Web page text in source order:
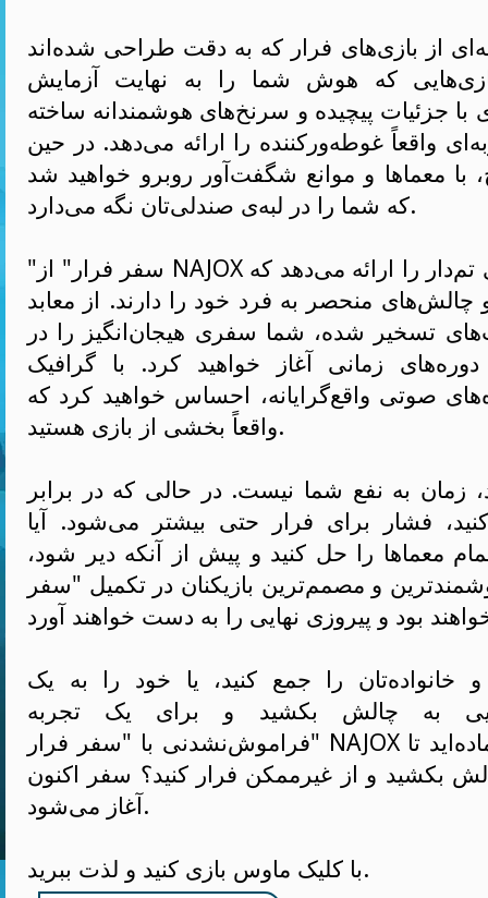
از بازی‌های فرار که به دقت طراحی شده‌اند
که هوش شما را به نهایت آزمایش
با جزئیات پیچیده و سرنخ‌های هوشمندانه ساخته
واقعاً غوطه‌ورکننده را ارائه می‌دهد. در حین
معماها و موانع شگفت‌آور روبرو خواهید شد
که شما را در لبه‌ی صندلی‌تان نگه می‌دارد.
"سفر فرار" از NAJOX تنوعی از بازی‌های تم‌دار را ارائه می‌دهد که
چالش‌های منحصر به فرد خود را دارند. از معابد
تسخیر شده، شما سفری هیجان‌انگیز را در
زمانی آغاز خواهید کرد. با گرافیک
صوتی واقع‌گرایانه، احساس خواهید کرد که
واقعاً بخشی از بازی هستید.
زمان به نفع شما نیست. در حالی که در برابر
فشار برای فرار حتی بیشتر می‌شود. آیا
معماها را حل کنید و پیش از آنکه دیر شود،
و مصمم‌ترین بازیکنان در تکمیل "سفر
و خانواده‌تان را جمع کنید، یا خود را به یک
به چالش بکشید و برای یک تجربه
فراموش‌نشدنی با "سفر فرار" NAJOX آماده شوید. آیا آماده‌اید تا
بکشید و از غیرممکن فرار کنید؟ سفر اکنون
آغاز می‌شود.
با کلیک ماوس بازی کنید و لذت ببرید.